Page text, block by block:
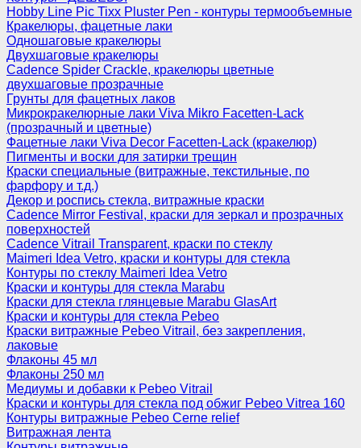
Hobby Line Pic Tixx Pluster Pen - контуры термообъемные
Кракелюры, фацетные лаки
Одношаговые кракелюры
Двухшаговые кракелюры
Cadence Spider Crackle, кракелюры цветные
двухшаговые прозрачные
Грунты для фацетных лаков
Микрокракелюрные лаки Viva Mikro Facetten-Lack
(прозрачный и цветные)
Фацетные лаки Viva Decor Facetten-Lack (кракелюр)
Пигменты и воски для затирки трещин
Краски специальные (витражные, текстильные, по
фарфору и т.д.)
Декор и роспись стекла, витражные краски
Cadence Mirror Festival, краски для зеркал и прозрачных
поверхностей
Cadence Vitrail Transparent, краски по стеклу
Maimeri Idea Vetro, краски и контуры для стекла
Контуры по стеклу Maimeri Idea Vetro
Краски и контуры для стекла Marabu
Краски для стекла глянцевые Marabu GlasArt
Краски и контуры для стекла Pebeo
Краски витражные Pebeo Vitrail, без закрепления,
лаковые
Флаконы 45 мл
Флаконы 250 мл
Медиумы и добавки к Pebeo Vitrail
Краски и контуры для стекла под обжиг Pebeo Vitrea 160
Контуры витражные Pebeo Cerne relief
Витражная лента